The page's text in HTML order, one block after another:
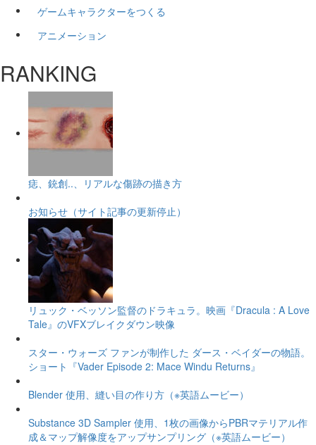
ゲームキャラクターをつくる
アニメーション
RANKING
痣、銃創..、リアルな傷跡の描き方
お知らせ（サイト記事の更新停止）
リュック・ベッソン監督のドラキュラ。映画『Dracula : A Love
Tale』のVFXブレイクダウン映像
スター・ウォーズ ファンが制作した ダース・ベイダーの物語。
ショート『Vader Episode 2: Mace Windu Returns』
Blender 使用、縫い目の作り方（※英語ムービー）
Substance 3D Sampler 使用、1枚の画像からPBRマテリアル作
成＆マップ解像度をアップサンプリング（※英語ムービー）